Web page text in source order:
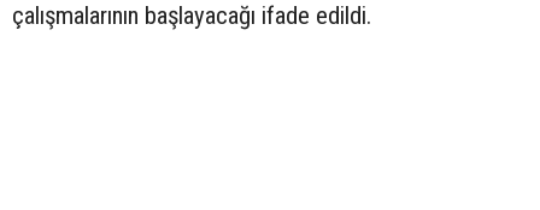
çalışmalarının başlayacağı ifade edildi.